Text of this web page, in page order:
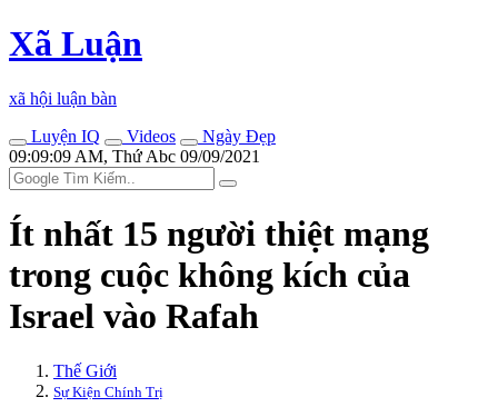
Xã Luận
xã hội luận bàn
Luyện IQ
Videos
Ngày Đẹp
09:09:09 AM, Thứ Abc 09/09/2021
Ít nhất 15 người thiệt mạng
trong cuộc không kích của
Israel vào Rafah
Thế Giới
Sự Kiện Chính Trị